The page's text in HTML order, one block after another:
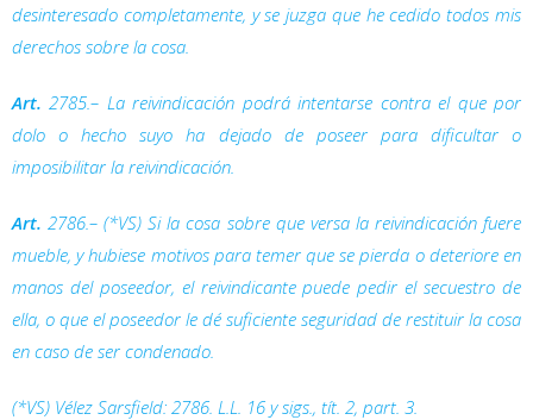
desinteresado completamente, y se juzga que he cedido todos mis
derechos sobre la cosa.
Art. 2785.– La reivindicación podrá intentarse contra el que por
dolo o hecho suyo ha dejado de poseer para dificultar o
imposibilitar la reivindicación.
Art. 2786.– (*VS) Si la cosa sobre que versa la reivindicación fuere
mueble, y hubiese motivos para temer que se pierda o deteriore en
manos del poseedor, el reivindicante puede pedir el secuestro de
ella, o que el poseedor le dé suficiente seguridad de restituir la cosa
en caso de ser condenado.
(*VS) Vélez Sarsfield: 2786. L.L. 16 y sigs., tít. 2, part. 3.